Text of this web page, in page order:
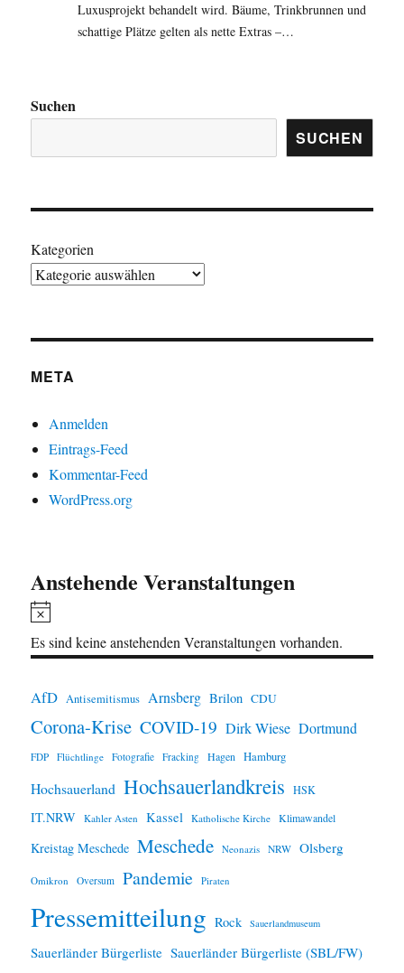
Luxusprojekt behandelt wird. Bäume, Trinkbrunnen und
schattige Plätze gelten als nette Extras –…
Suchen
SUCHEN
Kategorien
META
Anmelden
Eintrags-Feed
Kommentar-Feed
WordPress.org
Anstehende Veranstaltungen
i
n
w
i
Es sind keine anstehenden Veranstaltungen vorhanden.
AfD Antisemitismus Arnsberg Brilon CDU
Corona-Krise COVID-19 Dirk Wiese Dortmund
FDP Flüchtlinge Fotografie Fracking Hagen Hamburg
Hochsauerland Hochsauerlandkreis HSK
IT.NRW Kahler Asten Kassel Katholische Kirche Klimawandel
Kreistag Meschede Meschede Neonazis NRW Olsberg
Omikron Oversum Pandemie Piraten
Pressemitteilung Rock Sauerlandmuseum
Sauerländer Bürgerliste Sauerländer Bürgerliste (SBL/FW)